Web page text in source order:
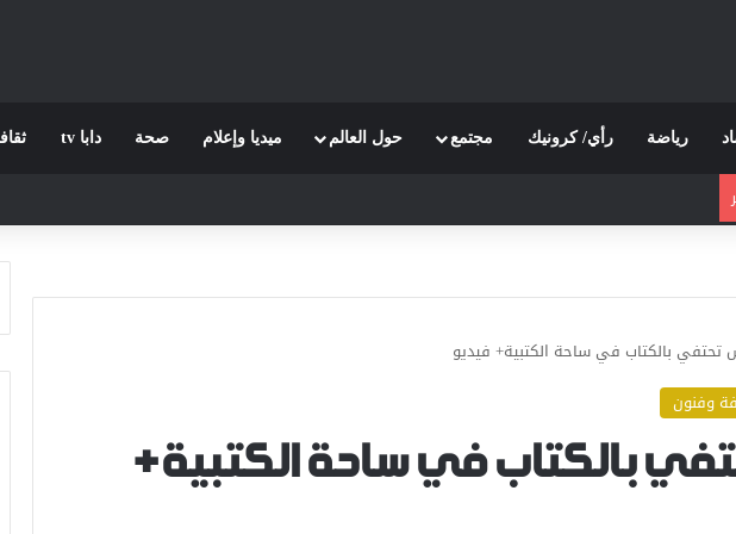
رياضة رأي/ كرونيك مجتمع حول العالم ميديا وإعلام صحة دابا tv
تحتفي بالكتاب في ساحة الكتبية+ فيديو
وفنون
بالكتاب في ساحة الكتبية+